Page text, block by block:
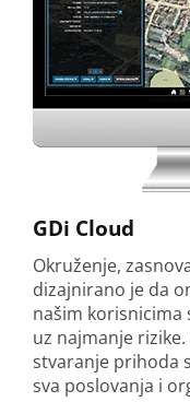
GDi Cloud
Okruženje,
dizajnirano je da
našim
uz najmanje
stvaranje prihoda
sva poslovanja i